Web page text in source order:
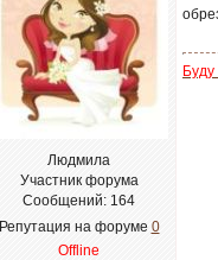
Людмила
Участник форума
Сообщений: 164
Репутация на форуме 0
Offline